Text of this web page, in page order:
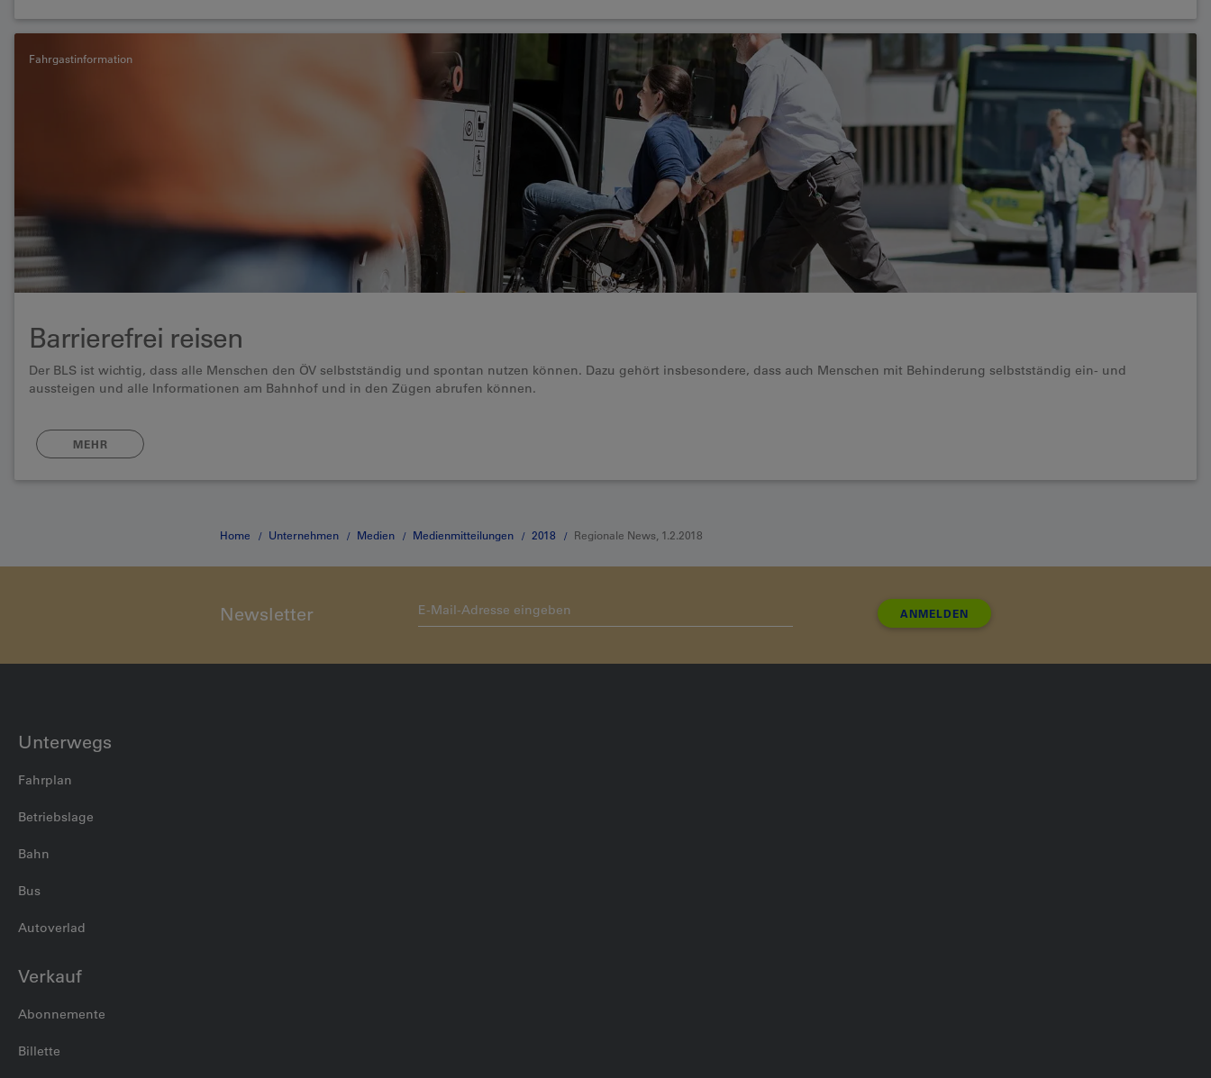
Fahrgastinformation
Barrierefrei reisen
Der BLS ist wichtig, dass alle Menschen den ÖV selbstständig und spontan nutzen können. Dazu gehört insbesondere, dass auch Menschen mit Behinderung selbstständig ein- und
aussteigen und alle Informationen am Bahnhof und in den Zügen abrufen können.
MEHR
Home Unternehmen Medien Medienmitteilungen 2018 Regionale News, 1.2.2018
Newsletter ANMELDEN
Unterwegs
Fahrplan
Betriebslage
Bahn
Bus
Autoverlad
Verkauf
Abonnemente
Billette